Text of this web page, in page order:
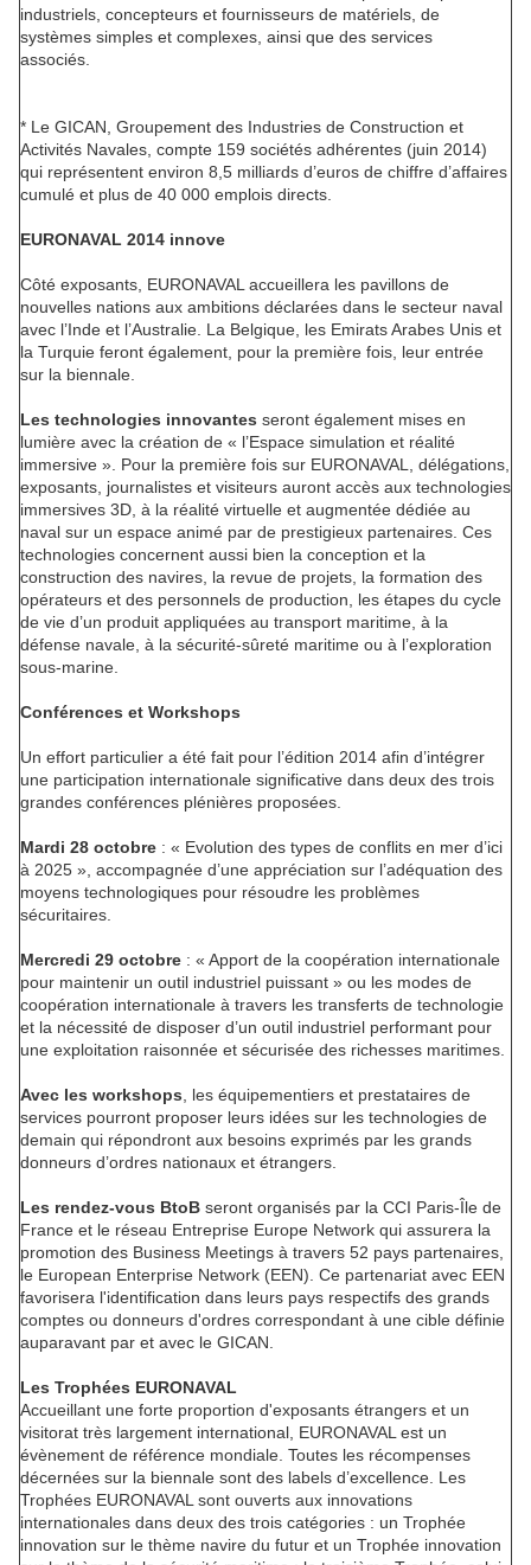
industriels, concepteurs et fournisseurs de matériels, de
systèmes simples et complexes, ainsi que des services
associés.
* Le GICAN, Groupement des Industries de Construction et
Activités Navales, compte 159 sociétés adhérentes (juin 2014)
qui représentent environ 8,5 milliards d’euros de chiffre d’affaires
cumulé et plus de 40 000 emplois directs.
EURONAVAL 2014 innove
Côté exposants, EURONAVAL accueillera les pavillons de
nouvelles nations aux ambitions déclarées dans le secteur naval
avec l’Inde et l’Australie. La Belgique, les Emirats Arabes Unis et
la Turquie feront également, pour la première fois, leur entrée
sur la biennale.
Les technologies innovantes seront également mises en
lumière avec la création de « l’Espace simulation et réalité
immersive ». Pour la première fois sur EURONAVAL, délégations,
exposants, journalistes et visiteurs auront accès aux technologies
immersives 3D, à la réalité virtuelle et augmentée dédiée au
naval sur un espace animé par de prestigieux partenaires. Ces
technologies concernent aussi bien la conception et la
construction des navires, la revue de projets, la formation des
opérateurs et des personnels de production, les étapes du cycle
de vie d’un produit appliquées au transport maritime, à la
défense navale, à la sécurité-sûreté maritime ou à l’exploration
sous-marine.
Conférences et Workshops
Un effort particulier a été fait pour l’édition 2014 afin d’intégrer
une participation internationale significative dans deux des trois
grandes conférences plénières proposées.
Mardi 28 octobre : « Evolution des types de conflits en mer d’ici
à 2025 », accompagnée d’une appréciation sur l’adéquation des
moyens technologiques pour résoudre les problèmes
sécuritaires.
Mercredi 29 octobre : « Apport de la coopération internationale
pour maintenir un outil industriel puissant » ou les modes de
coopération internationale à travers les transferts de technologie
et la nécessité de disposer d’un outil industriel performant pour
une exploitation raisonnée et sécurisée des richesses maritimes.
Avec les workshops , les équipementiers et prestataires de
services pourront proposer leurs idées sur les technologies de
demain qui répondront aux besoins exprimés par les grands
donneurs d’ordres nationaux et étrangers.
Les rendez-vous BtoB seront organisés par la CCI Paris-Île de
France et le réseau Entreprise Europe Network qui assurera la
promotion des Business Meetings à travers 52 pays partenaires,
le European Enterprise Network (EEN). Ce partenariat avec EEN
favorisera l'identification dans leurs pays respectifs des grands
comptes ou donneurs d'ordres correspondant à une cible définie
auparavant par et avec le GICAN.
Les Trophées EURONAVAL
Accueillant une forte proportion d'exposants étrangers et un
visitorat très largement international, EURONAVAL est un
évènement de référence mondiale. Toutes les récompenses
décernées sur la biennale sont des labels d’excellence. Les
Trophées EURONAVAL sont ouverts aux innovations
internationales dans deux des trois catégories : un Trophée
innovation sur le thème navire du futur et un Trophée innovation